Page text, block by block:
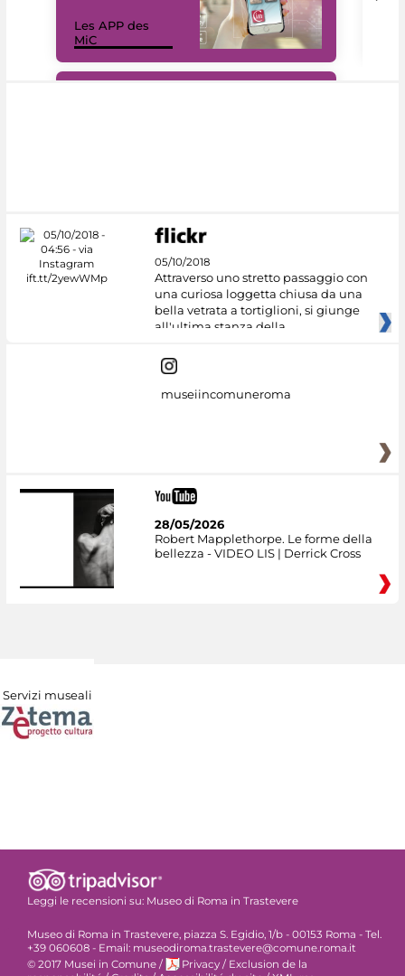
Les APP des
MiC
05/10/2018
Attraverso uno stretto passaggio con
una curiosa loggetta chiusa da una
bella vetrata a tortiglioni, si giunge
all'ultima stanza della
museiincomuneroma
28/05/2026
Robert Mapplethorpe. Le forme della
bellezza - VIDEO LIS | Derrick Cross
Servizi museali
Leggi le recensioni su: Museo di Roma in Trastevere
Museo di Roma in Trastevere, piazza S. Egidio, 1/b - 00153 Roma - Tel.
+39 060608 - Email: museodiroma.trastevere@comune.roma.it
© 2017 Musei in Comune / Privacy / Exclusion de la